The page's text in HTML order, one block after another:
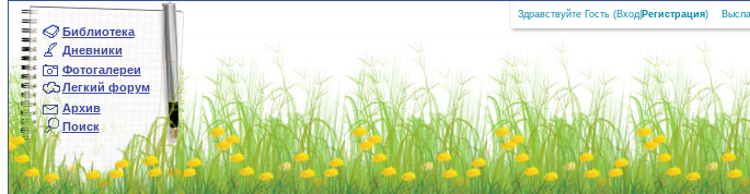
Библиотека
Дневники
Фотогалереи
Легкий форум
Архив
Поиск
Здравствуйте Гость (Вход Регистрация)